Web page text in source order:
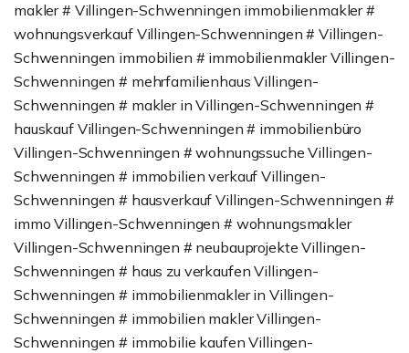
makler # Villingen-Schwenningen immobilienmakler #
wohnungsverkauf Villingen-Schwenningen # Villingen-
Schwenningen immobilien # immobilienmakler Villingen-
Schwenningen # mehrfamilienhaus Villingen-
Schwenningen # makler in Villingen-Schwenningen #
hauskauf Villingen-Schwenningen # immobilienbüro
Villingen-Schwenningen # wohnungssuche Villingen-
Schwenningen # immobilien verkauf Villingen-
Schwenningen # hausverkauf Villingen-Schwenningen #
immo Villingen-Schwenningen # wohnungsmakler
Villingen-Schwenningen # neubauprojekte Villingen-
Schwenningen # haus zu verkaufen Villingen-
Schwenningen # immobilienmakler in Villingen-
Schwenningen # immobilien makler Villingen-
Schwenningen # immobilie kaufen Villingen-